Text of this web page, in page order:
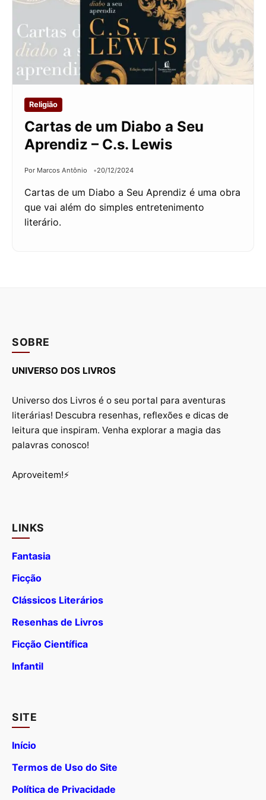
Religião
Cartas de um Diabo a Seu
Aprendiz – C.s. Lewis
Por Marcos Antônio 20/12/2024
Cartas de um Diabo a Seu Aprendiz é uma obra
que vai além do simples entretenimento
literário.
SOBRE
UNIVERSO DOS LIVROS
Universo dos Livros é o seu portal para aventuras
literárias! Descubra resenhas, reflexões e dicas de
leitura que inspiram. Venha explorar a magia das
palavras conosco!
Aproveitem!⚡
LINKS
Fantasia
Ficção
Clássicos Literários
Resenhas de Livros
Ficção Científica
Infantil
SITE
Início
Termos de Uso do Site
Política de Privacidade